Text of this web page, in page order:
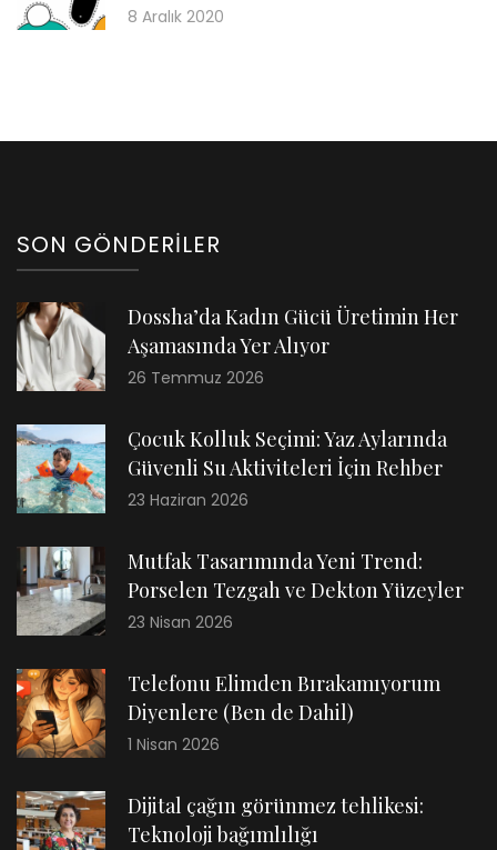
8 Aralık 2020
SON GÖNDERILER
Dossha’da Kadın Gücü Üretimin Her
Aşamasında Yer Alıyor
26 Temmuz 2026
Çocuk Kolluk Seçimi: Yaz Aylarında
Güvenli Su Aktiviteleri İçin Rehber
23 Haziran 2026
Mutfak Tasarımında Yeni Trend:
Porselen Tezgah ve Dekton Yüzeyler
23 Nisan 2026
Telefonu Elimden Bırakamıyorum
Diyenlere (Ben de Dahil)
1 Nisan 2026
Dijital çağın görünmez tehlikesi:
Teknoloji bağımlılığı